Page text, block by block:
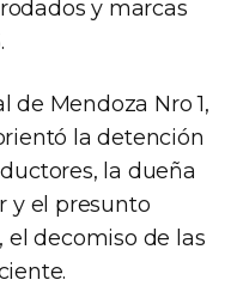
y marcas
de Mendoza Nro 1,
la detención
la dueña
y el presunto
el decomiso de las